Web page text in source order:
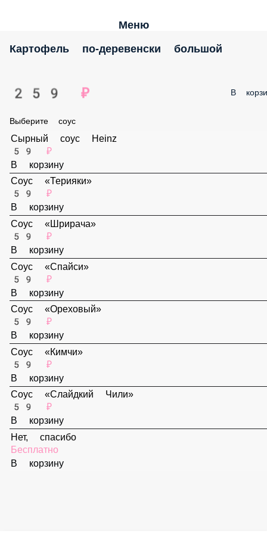
Меню
Картофель по-деревенски большой
259 ₽ В
Выберите соус
Сырный соус Heinz
59 ₽
В корзину
Соус «Терияки»
59 ₽
В корзину
Соус «Шрирача»
59 ₽
В корзину
Соус «Спайси»
59 ₽
Соус «Ореховый»
59 ₽
В корзину
Соус «Кимчи»
59 ₽
В корзину
Соус «Слайдкий Чили»